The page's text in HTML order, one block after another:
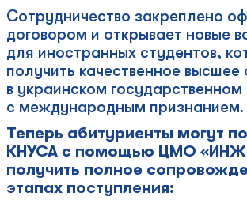
Сотрудничество закреплено
договором и открывает новые
для иностранных студентов,
получить качественное
в украинском государственном
с международным признанием.
Теперь абитуриенты могут
КНУСА с помощью ЦМО
получить полное
этапах поступления: